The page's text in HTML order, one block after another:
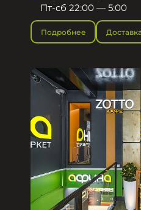
Пт-сб 22:00 — 5:00
Подробнее Доставка